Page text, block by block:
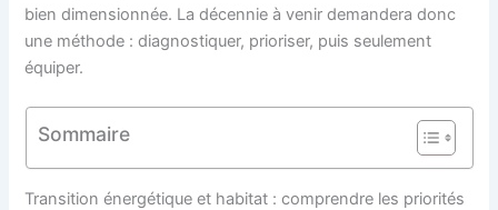
bien dimensionnée. La décennie à venir demandera donc
une méthode : diagnostiquer, prioriser, puis seulement
équiper.
Sommaire
Transition énergétique et habitat : comprendre les priorités